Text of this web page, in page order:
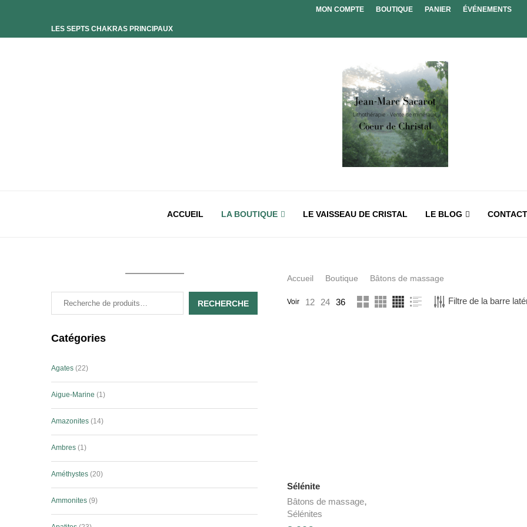
LES SEPTS CHAKRAS PRINCIPAUX
MON COMPTE BOUTIQUE PANIER ÉVÉNEMENTS
ACCUEIL LA BOUTIQUE LE VAISSEAU DE CRISTAL LE BLOG CONTACT
Accueil Boutique Bâtons de massage
Voir 12 24 36 Filtre de la barre
Sélénite
Bâtons de massage,
Sélénites
RECHERCHE
Catégories
Agates 22
Aigue-Marine 1
Amazonites 14
Ambres 1
Améthystes 20
Ammonites 9